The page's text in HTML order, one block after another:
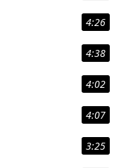
4:26
4:38
4:02
4:07
3:25